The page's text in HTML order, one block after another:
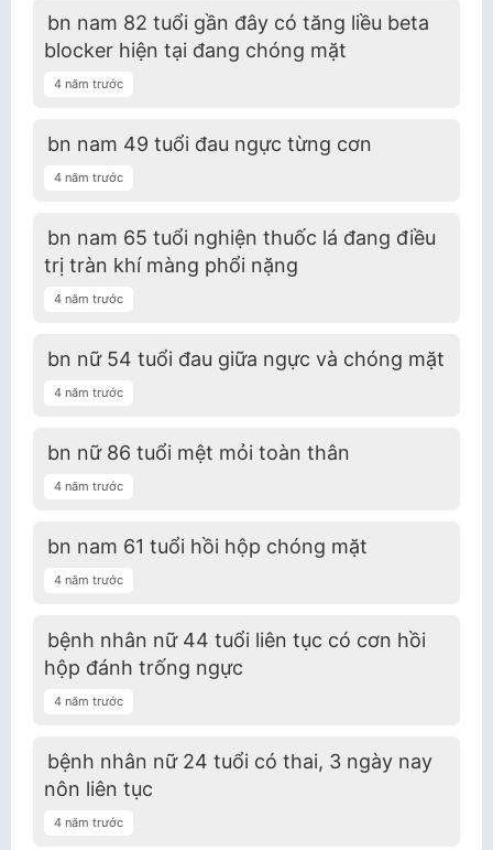
bn nam 82 tuổi gần đây có tăng liều beta
blocker hiện tại đang chóng mặt
4 năm trước
bn nam 49 tuổi đau ngực từng cơn
4 năm trước
bn nam 65 tuổi nghiện thuốc lá đang điều
trị tràn khí màng phổi nặng
4 năm trước
bn nữ 54 tuổi đau giữa ngực và chóng mặt
4 năm trước
bn nữ 86 tuổi mệt mỏi toàn thân
4 năm trước
bn nam 61 tuổi hồi hộp chóng mặt
4 năm trước
bệnh nhân nữ 44 tuổi liên tục có cơn hồi
hộp đánh trống ngực
4 năm trước
bệnh nhân nữ 24 tuổi có thai, 3 ngày nay
nôn liên tục
4 năm trước